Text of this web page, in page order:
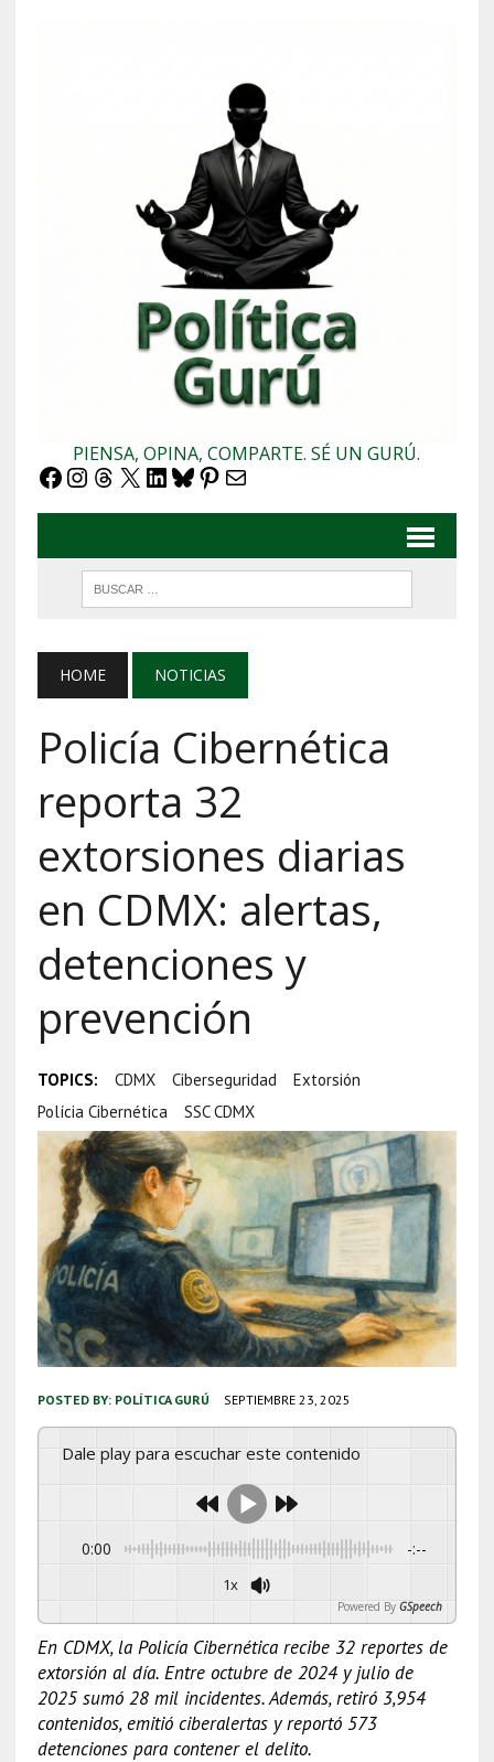
PIENSA, OPINA, COMPARTE. SÉ UN GURÚ.
Facebook
Instagram
Threads
X LinkedIn
Bluesky
Pinterest
Correo electrónico
HOME NOTICIAS
Policía Cibernética
reporta 32
extorsiones diarias
en CDMX: alertas,
detenciones y
prevención
TOPICS: CDMX Ciberseguridad
Extorsión
Polícia Cibernética
SSC CDMX
POSTED BY: POLÍTICA GURÚ SEPTIEMBRE 23, 2025
Dale play para escuchar este contenido
0:00 -:--
1x
Powered By GSpeech
En CDMX, la Policía Cibernética recibe 32 reportes de
extorsión al día. Entre octubre de 2024 y julio de
2025 sumó 28 mil incidentes. Además, retiró 3,954
contenidos, emitió ciberalertas y reportó 573
detenciones para contener el delito.